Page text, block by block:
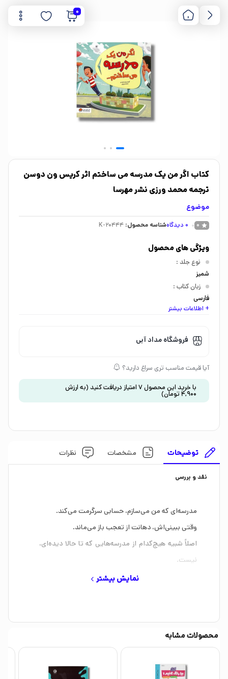
0
کتاب اگر من یک مدرسه می ساختم اثر کریس ون دوسن
ترجمه محمد ورزی نشر مهرسا
موضوع
0
0 دیدگاهشناسه محصول: K-20444
ویژگی های محصول
نوع جلد :
شمیز
زبان کتاب :
فارسی
اندازه کتاب:
گروه سنی :
کودک 5 تا 7 سال
خلاقیت،داستان و رمان
+ اطلاعات بیشتر
فروشگاه مداد آبی
آیا قیمت مناسب تری سراغ دارید؟
با خرید این محصول7امتیاز دریافت کنید (به ارزش
4,900 تومان)
توضیحات مشخصات نظرات
نقد و بررسی
مدرسه‌ای که من می‌سازم، حسابی سرگرمت می‌کند.
وقتی ببینی‌اش، دهانت از تعجب باز می‌ماند.
اصلاً شبیه هیچ‌کدام از مدرسه‌هایی که تا حالا دیده‌ای،
نیست.
خیلی با آن‌ها فرق دارد…نمایش بیشتر
محصولات مشابه